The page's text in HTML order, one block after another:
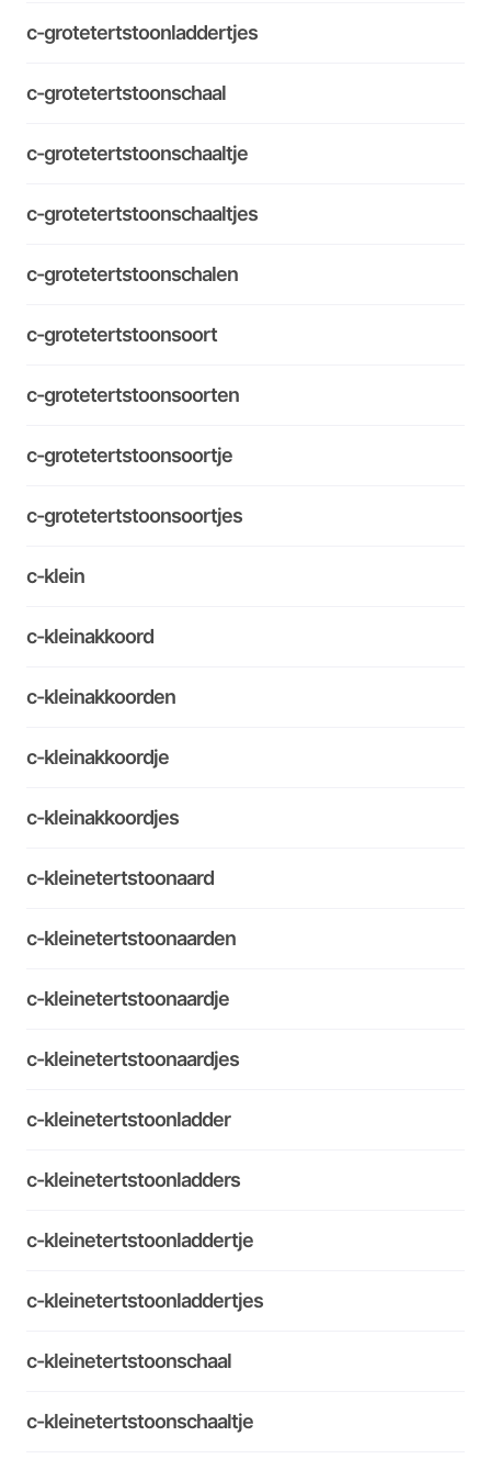
c-grotetertstoonladdertjes
c-grotetertstoonschaal
c-grotetertstoonschaaltje
c-grotetertstoonschaaltjes
c-grotetertstoonschalen
c-grotetertstoonsoort
c-grotetertstoonsoorten
c-grotetertstoonsoortje
c-grotetertstoonsoortjes
c-klein
c-kleinakkoord
c-kleinakkoorden
c-kleinakkoordje
c-kleinakkoordjes
c-kleinetertstoonaard
c-kleinetertstoonaarden
c-kleinetertstoonaardje
c-kleinetertstoonaardjes
c-kleinetertstoonladder
c-kleinetertstoonladders
c-kleinetertstoonladdertje
c-kleinetertstoonladdertjes
c-kleinetertstoonschaal
c-kleinetertstoonschaaltje